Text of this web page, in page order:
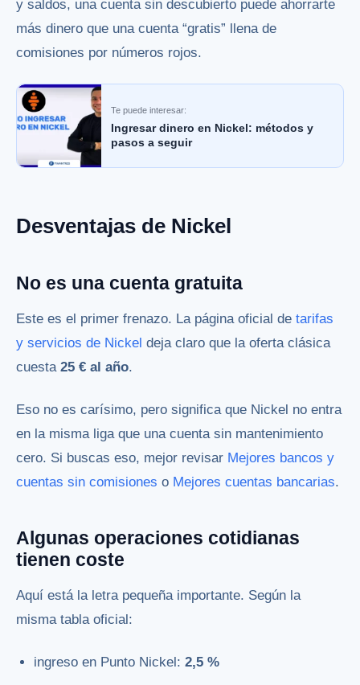
y saldos, una cuenta sin descubierto puede ahorrarte
más dinero que una cuenta “gratis” llena de
comisiones por números rojos.
Te puede interesar:
Ingresar dinero en Nickel: métodos y
pasos a seguir
Desventajas de Nickel
No es una cuenta gratuita
Este es el primer frenazo. La página oficial de tarifas
y servicios de Nickel deja claro que la oferta clásica
cuesta 25 € al año.
Eso no es carísimo, pero significa que Nickel no entra
en la misma liga que una cuenta sin mantenimiento
cero. Si buscas eso, mejor revisar Mejores bancos y
cuentas sin comisiones o Mejores cuentas bancarias.
Algunas operaciones cotidianas
tienen coste
Aquí está la letra pequeña importante. Según la
misma tabla oficial:
ingreso en Punto Nickel:2,5 %